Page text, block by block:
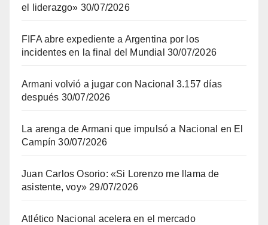
el liderazgo» 30/07/2026
FIFA abre expediente a Argentina por los
incidentes en la final del Mundial 30/07/2026
Armani volvió a jugar con Nacional 3.157 días
después 30/07/2026
La arenga de Armani que impulsó a Nacional en El
Campín 30/07/2026
Juan Carlos Osorio: «Si Lorenzo me llama de
asistente, voy» 29/07/2026
Atlético Nacional acelera en el mercado